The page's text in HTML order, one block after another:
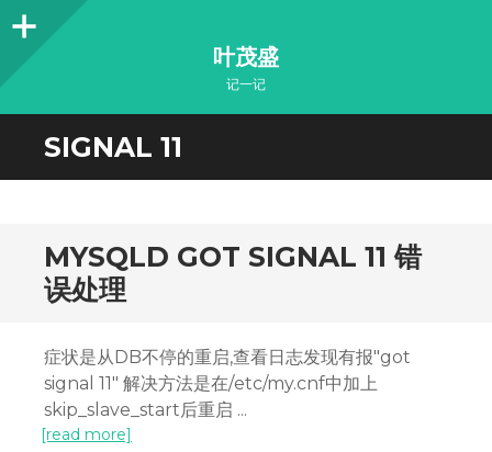
Sidebar
叶茂盛
记一记
SIGNAL 11
MYSQLD GOT SIGNAL 11 错
误处理
症状是从DB不停的重启,查看日志发现有报"got
signal 11" 解决方法是在/etc/my.cnf中加上
skip_slave_start后重启 ...
[read more]